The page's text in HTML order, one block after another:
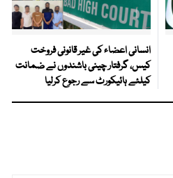
انسانی اعضاء کی غیر قانونی فروخت
کیس، گرفتار چینی باشندوں نے ضمانت
کیلئے ہائیکورٹ سے رجوع کرلیا